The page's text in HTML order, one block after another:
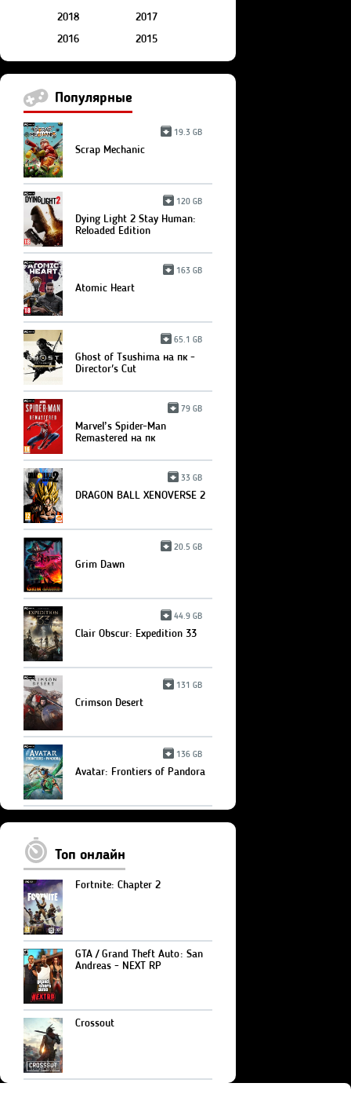
2018
2017
2016
2015
Популярные
19.3 GB
Scrap Mechanic
120 GB
Dying Light 2 Stay Human:
Reloaded Edition
163 GB
Atomic Heart
65.1 GB
Ghost of Tsushima на пк -
Director's Cut
79 GB
Marvel’s Spider-Man
Remastered на пк
33 GB
DRAGON BALL XENOVERSE 2
20.5 GB
Grim Dawn
44.9 GB
Clair Obscur: Expedition 33
131 GB
Crimson Desert
136 GB
Avatar: Frontiers of Pandora
Топ онлайн
Fortnite: Chapter 2
GTA / Grand Theft Auto: San
Andreas - NEXT RP
Crossout